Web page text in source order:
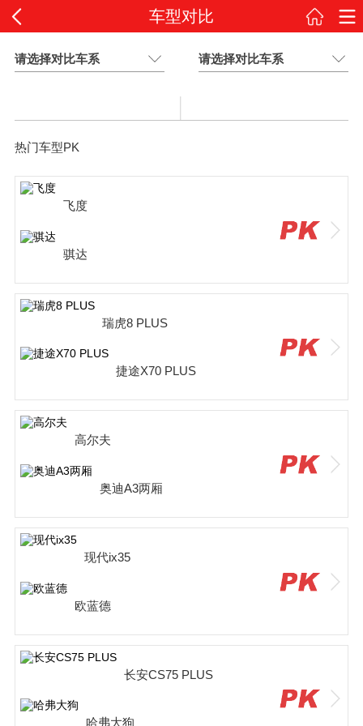
车型对比
请选择对比车系 请选择对比车系
热门车型PK
飞度
骐达
瑞虎8 PLUS
捷途X70 PLUS
高尔夫
奥迪A3两厢
现代ix35
欧蓝德
长安CS75 PLUS
哈弗大狗